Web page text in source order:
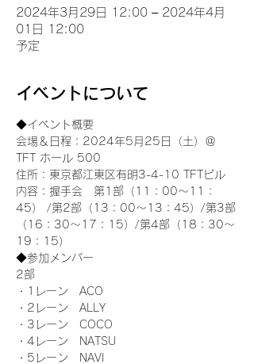
2024年3月29日 12:00 – 2024年4月
01日 12:00
予定
イベントについて
◆イベント概要
会場＆日程：2024年5月25日（土）＠
TFT ホール 500
住所：東京都江東区有明3-4-10 TFTビル
内容：握手会　第1部（11：00～11：
45） /第2部（13：00～13：45）/第3部
（16：30～17：15）/第4部（18：30～
19：15）
◆参加メンバー
2部
・1レーン　ACO
・2レーン　ALLY
・3レーン　COCO
・4レーン　NATSU
・5レーン　NAVI